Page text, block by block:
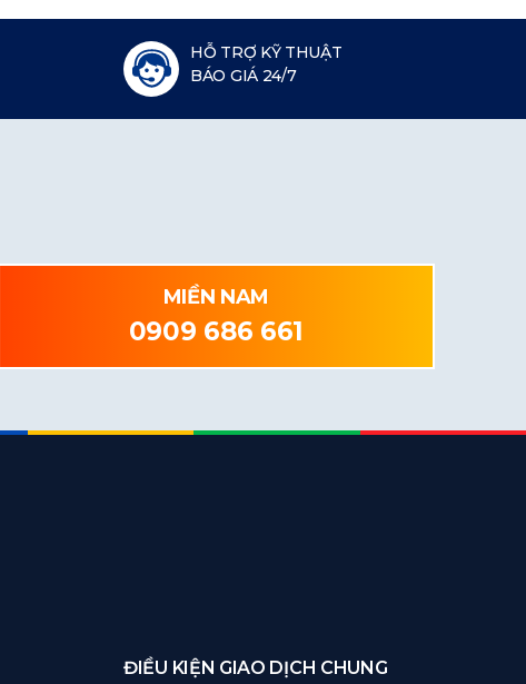
HỖ TRỢ KỸ THUẬT
BÁO GIÁ 24/7
MIỀN NAM
0909 686 661
ĐIỀU KIỆN GIAO DỊCH CHUNG